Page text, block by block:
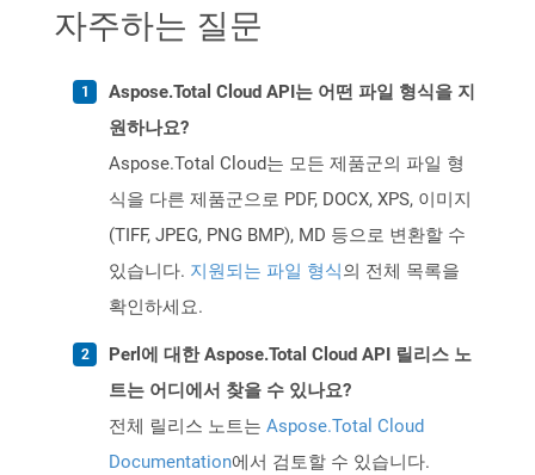
자주하는 질문
Aspose.Total Cloud API는 어떤 파일 형식을 지
원하나요?
Aspose.Total Cloud는 모든 제품군의 파일 형
식을 다른 제품군으로 PDF, DOCX, XPS, 이미지
(TIFF, JPEG, PNG BMP), MD 등으로 변환할 수
있습니다. 지원되는 파일 형식의 전체 목록을
확인하세요.
Perl에 대한 Aspose.Total Cloud API 릴리스 노
트는 어디에서 찾을 수 있나요?
전체 릴리스 노트는 Aspose.Total Cloud
Documentation에서 검토할 수 있습니다.